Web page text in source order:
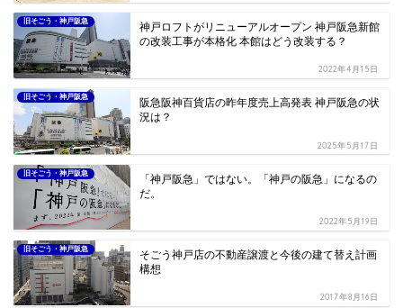
旧そごう・神戸阪急
神戸ロフトがリニューアルオープン 神戸阪急新館
の改装工事が本格化 本館はどう改装する？
2022年4月15日
旧そごう・神戸阪急
阪急阪神百貨店の昨年度売上高発表 神戸阪急の状
況は？
2025年5月17日
旧そごう・神戸阪急
「神戸阪急」ではない。「神戸の阪急」になるの
だ。
2022年5月19日
旧そごう・神戸阪急
そごう神戸店の不動産譲渡と今後の建て替え計画
構想
2017年8月16日